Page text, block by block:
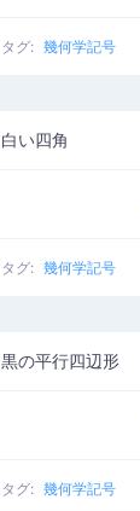
タグ: 幾何学記号
白い四角
タグ: 幾何学記号
黒の平行四辺形
タグ: 幾何学記号